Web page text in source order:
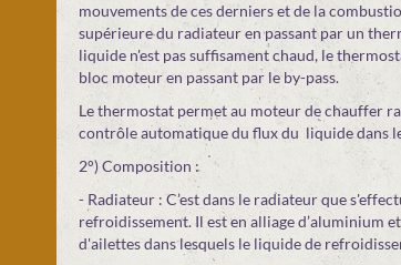
mouvements de ces derniers et de la
supérieure du radiateur en passant par un
liquide n'est pas suffisament chaud, le
bloc moteur en passant par le by-pass.
Le thermostat permet au moteur de chauffer
contrôle automatique du flux du liquide dans
2°) Composition :
- Radiateur : C’est dans le radiateur que
refroidissement. Il est en alliage d’aluminium
d'ailettes dans lesquels le liquide de